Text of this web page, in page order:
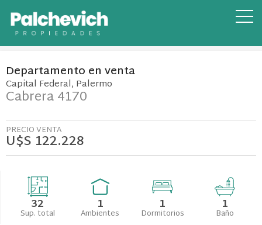
Departamento en venta
Capital Federal Palermo
Cabrera 4170
PRECIO VENTA
U$S 122.228
32
Sup. total 1
Ambientes 1
Dormitorios 1
Baño